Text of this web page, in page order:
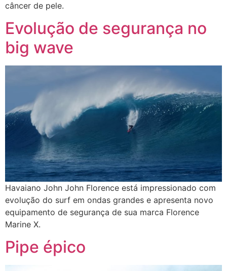
câncer de pele.
Evolução de segurança no
big wave
Havaiano John John Florence está impressionado com
evolução do surf em ondas grandes e apresenta novo
equipamento de segurança de sua marca Florence
Marine X.
Pipe épico